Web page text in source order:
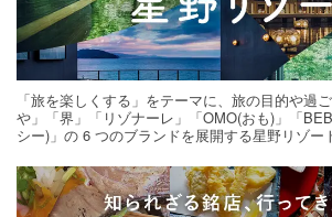
「旅を楽しくする」をテーマに、旅の目的や過
や」「界」「リゾナーレ」「OMO(おも)」「
シー)」の 6 つのブランドを展開する星野リゾー